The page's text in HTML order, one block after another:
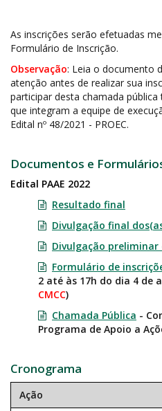
As inscrições serão efetuadas
Formulário de Inscrição.
Observação: Leia o documento
atenção antes de realizar sua
participar desta chamada pública
que integram a equipe de
Edital nº 48/2021 - PROEC.
Documentos e
Edital PAAE 2022
Resultado final
Divulgação final
Divulgação preliminar
Formulário de
2 até às 17h do dia 4 de
CMCC)
Chamada Pública -
Programa de Apoio a
Cronograma
Ação